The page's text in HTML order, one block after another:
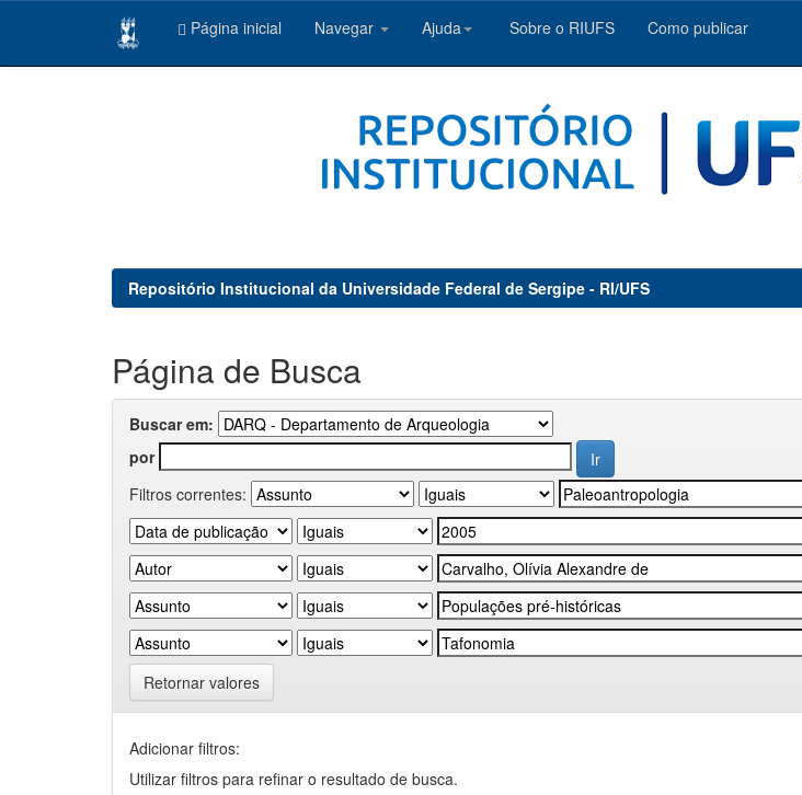
Página inicial Navegar Ajuda Sobre o RIUFS Como publicar
Repositório Institucional da Universidade Federal de Sergipe - RI/UFS
Página de Busca
Buscar em:
por
Filtros correntes:
Retornar valores
Adicionar filtros:
Utilizar filtros para refinar o resultado de busca.